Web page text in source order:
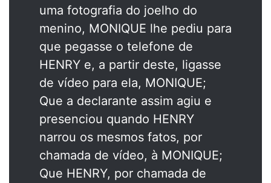
uma fotografia do joelho do
menino, MONIQUE lhe pediu para
que pegasse o telefone de
HENRY e, a partir deste, ligasse
de vídeo para ela, MONIQUE;
Que a declarante assim agiu e
presenciou quando HENRY
narrou os mesmos fatos, por
chamada de vídeo, à MONIQUE;
Que HENRY, por chamada de